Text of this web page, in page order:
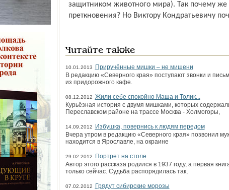
защитником животного мира). Так почему же
преткновения? Но Виктору Кондратьевичу
Читайте также
10.01.2013
Приручённые мишки – не мишени
В редакцию «Северного края» поступают звонки и
из придорожного кафе.
08.12.2012 Жили себе спокойно Маша и Толик...
Курьёзная история с двумя мишками, которых
Переславском районе на трассе Москва - Холмогоры,
14.09.2012
Избушка, повернись к людям передом
Вчера утром в редакцию «Северного края» позвонил
находится в Ярославле, на окраине
29.02.2012
Портрет на столе
Автор этого рассказа родился в 1937 году, а первая
только сейчас. Судьба распорядилась так,
07.02.2012
Грядут сибирские морозы